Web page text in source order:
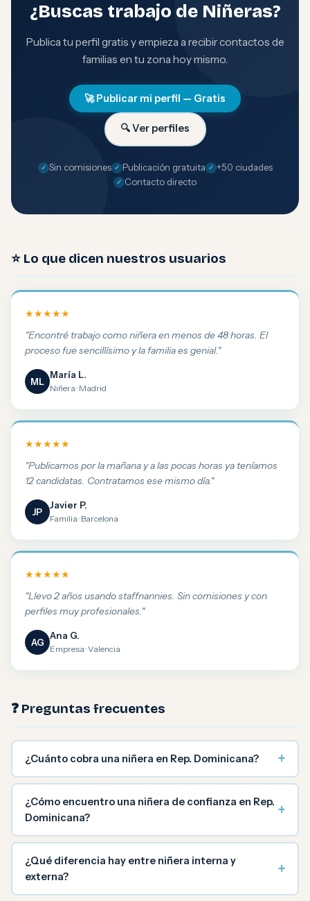
¿Buscas trabajo de Niñeras?
Publica tu perfil gratis y empieza a recibir contactos de
familias en tu zona hoy mismo.
🚀 Publicar mi perfil — Gratis
🔍 Ver perfiles
Sin comisiones Publicación gratuita
+50 ciudades
Contacto directo
⭐ Lo que dicen nuestros usuarios
★★★★★
"Encontré trabajo como niñera en menos de 48 horas. El
proceso fue sencillísimo y la familia es genial."
ML
María L.
Niñera · Madrid
★★★★★
"Publicamos por la mañana y a las pocas horas ya teníamos
12 candidatas. Contratamos ese mismo día."
JP
Javier P.
Familia · Barcelona
★★★★★
"Llevo 2 años usando staffnannies. Sin comisiones y con
perfiles muy profesionales."
AG
Ana G.
Empresa · Valencia
❓ Preguntas frecuentes
¿Cuánto cobra una niñera en Rep. Dominicana? +
¿Cómo encuentro una niñera de confianza en Rep.
Dominicana?
+
¿Qué diferencia hay entre niñera interna y
externa?
+